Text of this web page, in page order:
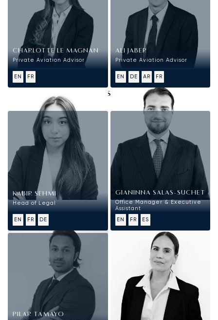
CHARLOTTE LE MAGNAN
Private Aviation Advisor
EN FR
ALI JABER
Private Aviation Advisor
EN DE AR FR
Ressources Humaines, Juridique et
Administration
KABIR SEHMI
Head of Legal
EN FR DE
GIANINNA SALAS-SUCHET
Office Manager & Executive
Assistant
EN
FR ES
PILAR TAMAYO